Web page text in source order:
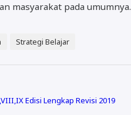
masyarakat pada umumnya.
Strategi Belajar
Edisi Lengkap Revisi 2019